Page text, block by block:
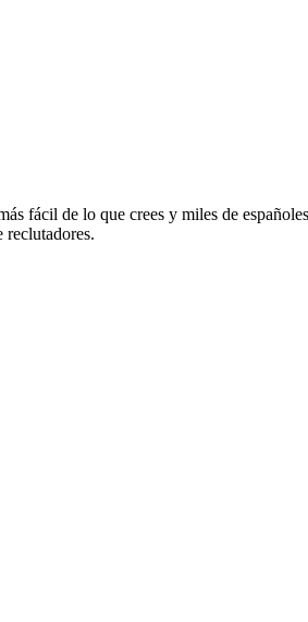
fácil de lo que crees y miles de
reclutadores.